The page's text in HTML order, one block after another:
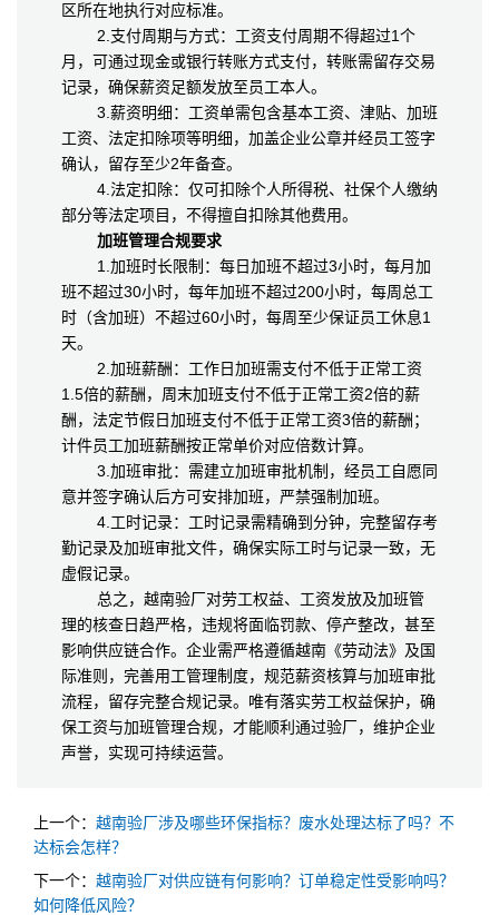
区所在地执行对应标准。
2.支付周期与方式：工资支付周期不得超过1个
月，可通过现金或银行转账方式支付，转账需留存交易
记录，确保薪资足额发放至员工本人。
3.薪资明细：工资单需包含基本工资、津贴、加班
工资、法定扣除项等明细，加盖企业公章并经员工签字
确认，留存至少2年备查。
4.法定扣除：仅可扣除个人所得税、社保个人缴纳
部分等法定项目，不得擅自扣除其他费用。
加班管理合规要求
1.加班时长限制：每日加班不超过3小时，每月加
班不超过30小时，每年加班不超过200小时，每周总工
时（含加班）不超过60小时，每周至少保证员工休息1
天。
2.加班薪酬：工作日加班需支付不低于正常工资
1.5倍的薪酬，周末加班支付不低于正常工资2倍的薪
酬，法定节假日加班支付不低于正常工资3倍的薪酬；
计件员工加班薪酬按正常单价对应倍数计算。
3.加班审批：需建立加班审批机制，经员工自愿同
意并签字确认后方可安排加班，严禁强制加班。
4.工时记录：工时记录需精确到分钟，完整留存考
勤记录及加班审批文件，确保实际工时与记录一致，无
虚假记录。
总之，越南验厂对劳工权益、工资发放及加班管
理的核查日趋严格，违规将面临罚款、停产整改，甚至
影响供应链合作。企业需严格遵循越南《劳动法》及国
际准则，完善用工管理制度，规范薪资核算与加班审批
流程，留存完整合规记录。唯有落实劳工权益保护，确
保工资与加班管理合规，才能顺利通过验厂，维护企业
声誉，实现可持续运营。
上一个： 越南验厂涉及哪些环保指标？废水处理达标了吗？不
达标会怎样？
下一个： 越南验厂对供应链有何影响？订单稳定性受影响吗？
如何降低风险？